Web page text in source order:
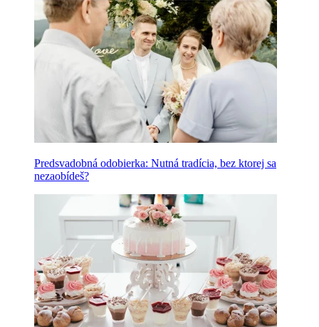
Predsvadobná odobierka: Nutná tradícia, bez ktorej sa
nezaobídeš?